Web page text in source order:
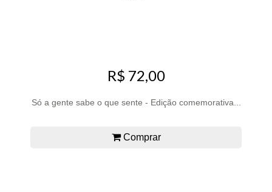
R$ 72,00
Só a gente sabe o que sente - Edição comemorativa...
Comprar